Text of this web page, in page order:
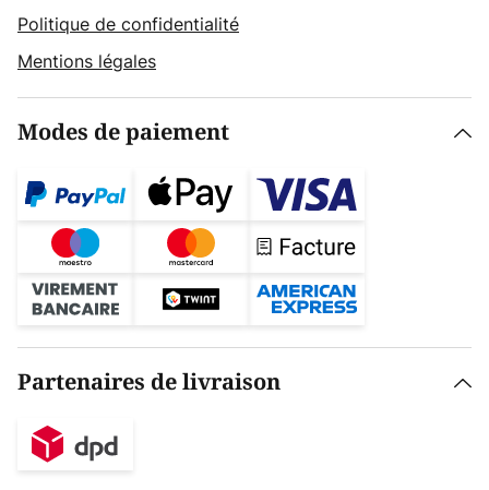
Politique de confidentialité
Mentions légales
Modes de paiement
Partenaires de livraison